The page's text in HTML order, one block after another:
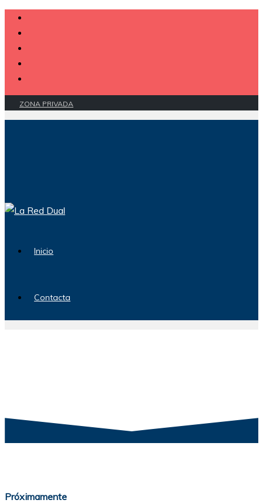
ZONA PRIVADA
Inicio
Contacta
Próximamente